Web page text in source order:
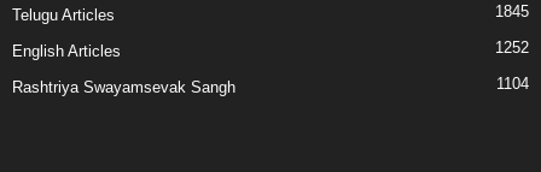
Telugu Articles 1845
English Articles 1252
Rashtriya Swayamsevak Sangh 1104